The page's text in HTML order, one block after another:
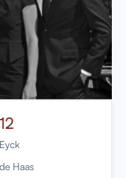
Haas